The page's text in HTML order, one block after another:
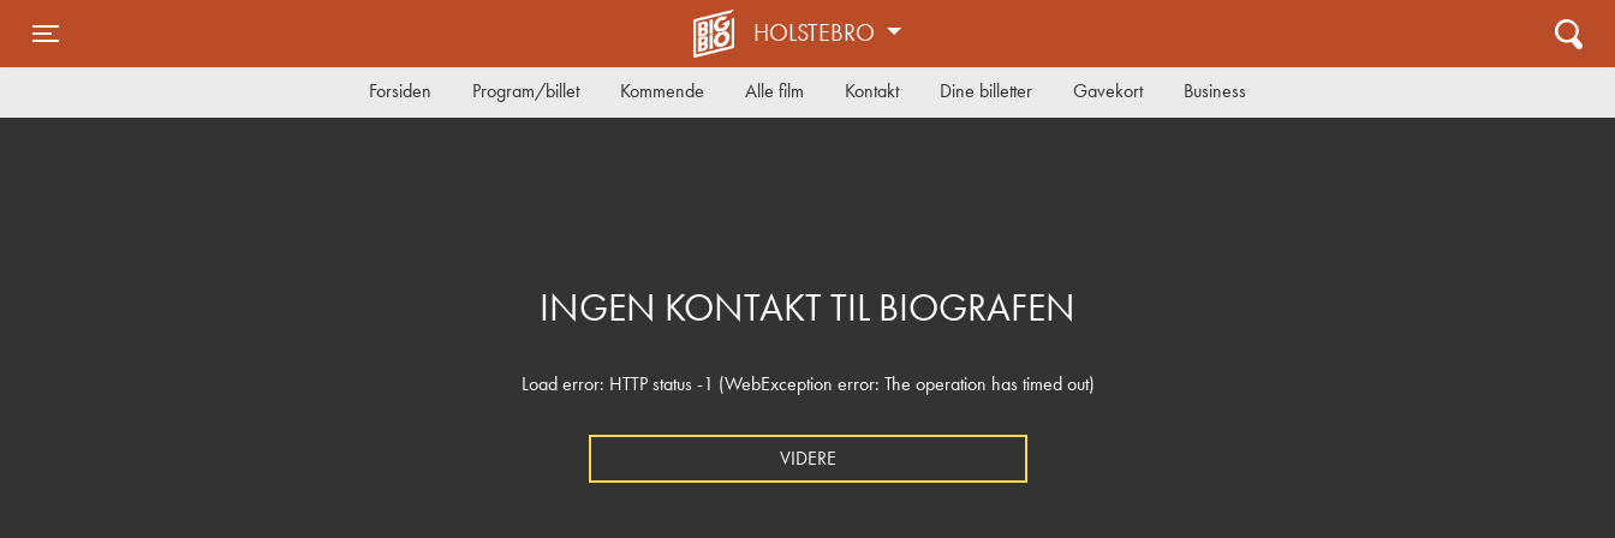
HOLSTEBRO
Forsiden Program/billet Kommende Alle film Kontakt Dine billetter Gavekort Business
INGEN KONTAKT TIL BIOGRAFEN
Load error: HTTP status -1 (WebException error: The operation has timed out)
VIDERE